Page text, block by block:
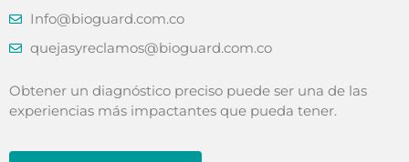
Info@bioguard.com.co
quejasyreclamos@bioguard.com.co
Obtener un diagnóstico preciso puede ser una de las
experiencias más impactantes que pueda tener.